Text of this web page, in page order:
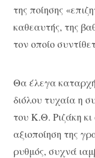
της ποίησης
καθεαυτής, της
τον οποίο
Θα έλεγα
διόλου τυχαία η
του Κ.Θ. Ριζάκη
αξιοποίηση της
ρυθμός, συχνά